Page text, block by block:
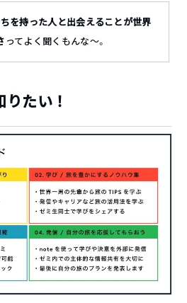
を持った人と出会えることが世界
ってよく聞くもんな〜。
たい！